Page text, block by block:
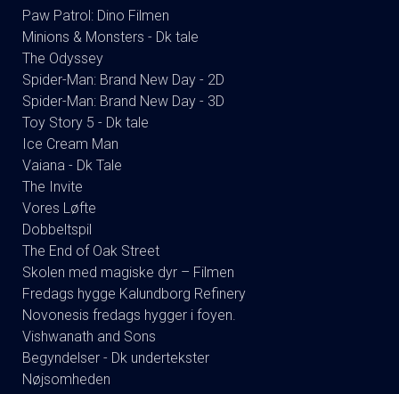
Paw Patrol: Dino Filmen
Minions & Monsters - Dk tale
The Odyssey
Spider-Man: Brand New Day - 2D
Spider-Man: Brand New Day - 3D
Toy Story 5 - Dk tale
Ice Cream Man
Vaiana - Dk Tale
The Invite
Vores Løfte
Dobbeltspil
The End of Oak Street
Skolen med magiske dyr – Filmen
Fredags hygge Kalundborg Refinery
Novonesis fredags hygger i foyen.
Vishwanath and Sons
Begyndelser - Dk undertekster
Nøjsomheden